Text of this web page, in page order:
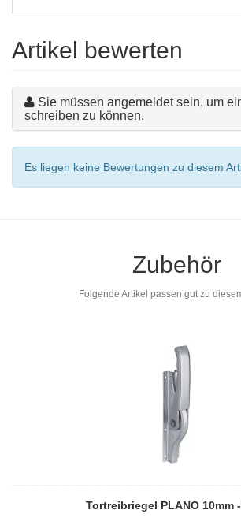
Artikel bewerten
Sie müssen angemeldet sein, um
schreiben zu können.
Es liegen keine Bewertungen zu diesem
Zubehör
Folgende Artikel passen gut zu
Tortreibriegel PLANO 10mm